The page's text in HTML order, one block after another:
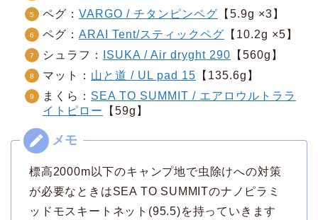
ペグ： VARGO / チタンピンペグ 【5.9g ×3】
ペグ： ARAI Tent/スティックペグ 【10.2g ×5】
シュラフ：
ISUKA / Air dryght 290 【560g】
マット： 山と道 / UL pad 15 【135.6g】
まくら： SEA TO SUMMIT / エアロウルトララ
イトピロー
【59g】
標高2000m以下のキャンプ地で虫除けへの対策
が必要なときはSEA TO SUMMITのナノピラミ
ッドモスキートネット(95.5)を持っていきます